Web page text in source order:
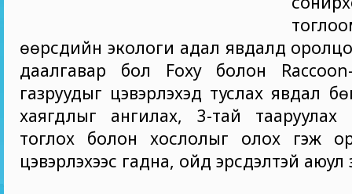
өөрсдийн экологи адал явдалд
даалгавар бол Foxy болон
газруудыг цэвэрлэхэд туслах явдал
хаягдлыг ангилах, 3-тай тааруулах
тоглох болон хослолыг олох гэж
цэвэрлэхээс гадна, ойд эрсдэлтэй